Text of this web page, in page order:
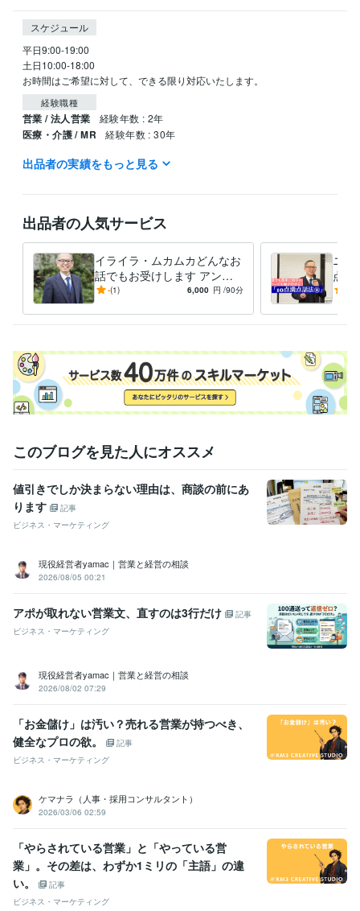
スケジュール
平日9:00-19:00
土日10:00-18:00
お時間はご希望に対して、できる限り対応いたします。
経験職種
営業 / 法人営業 経験年数 : 2年
医療・介護 / MR 経験年数 : 30年
職歴
ベストプラクティス賞 ワールドベストマネージャー
とは何？ コミュニケーションの取り方を知りたい
資格・検定
メンタルヘルスマネジメント検定 取得年 : 2021年
得意分野
営業 人材育成
悩み相談・カウンセリング 怒りに対するコンサルタント
営業 管理職 人材育成 家庭 アンガーマネジメント
出品者の実績をもっと見る
出品者の人気サービス
イライラ・ムカムカどんなお
話でもお受けします アンガ
ーマネジメントコンサルタン
す
-(1) 6,000 円 /90分
ニー
点話
ニー
う。
このブログを見た人にオススメ
値引きでしか決まらない理由は、商談の前にあ
ります
記事
ビジネス・マーケティング
現役経営者yamac｜営業と経営の相談
2026/08/05 00:21
アポが取れない営業文、直すのは3行だけ
記事
ビジネス・マーケティング
現役経営者yamac｜営業と経営の相談
2026/08/02 07:29
「お金儲け」は汚い？売れる営業が持つべき、
健全なプロの欲。
記事
ビジネス・マーケティング
ケマナラ（人事・採用コンサルタント）
2026/03/06 02:59
「やらされている営業」と「やっている営
業」。その差は、わずか1ミリの「主語」の違
い。
記事
ビジネス・マーケティング